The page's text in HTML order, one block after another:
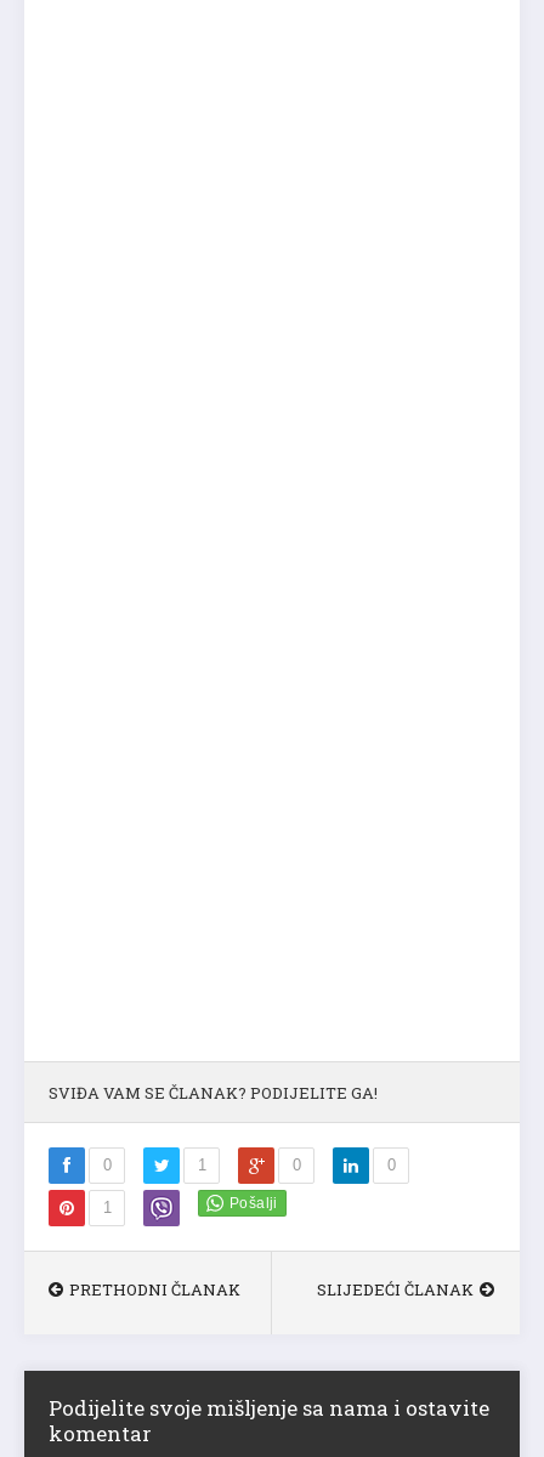
SVIĐA VAM SE ČLANAK? PODIJELITE GA!
0 1 0 0
1
PRETHODNI ČLANAK SLIJEDEĆI ČLANAK
Podijelite svoje mišljenje sa nama i ostavite
komentar